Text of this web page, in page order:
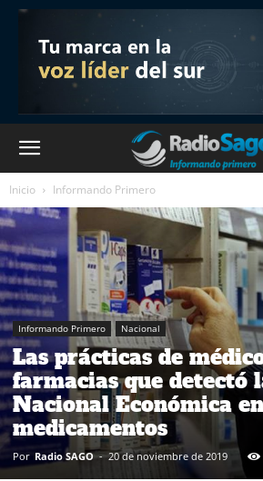
Inicio Informando Primero
Informando Primero Nacional
Las prácticas de
farmacias que detectó
Nacional Económica
medicamentos
Por Radio SAGO - 20 de noviembre de 2019